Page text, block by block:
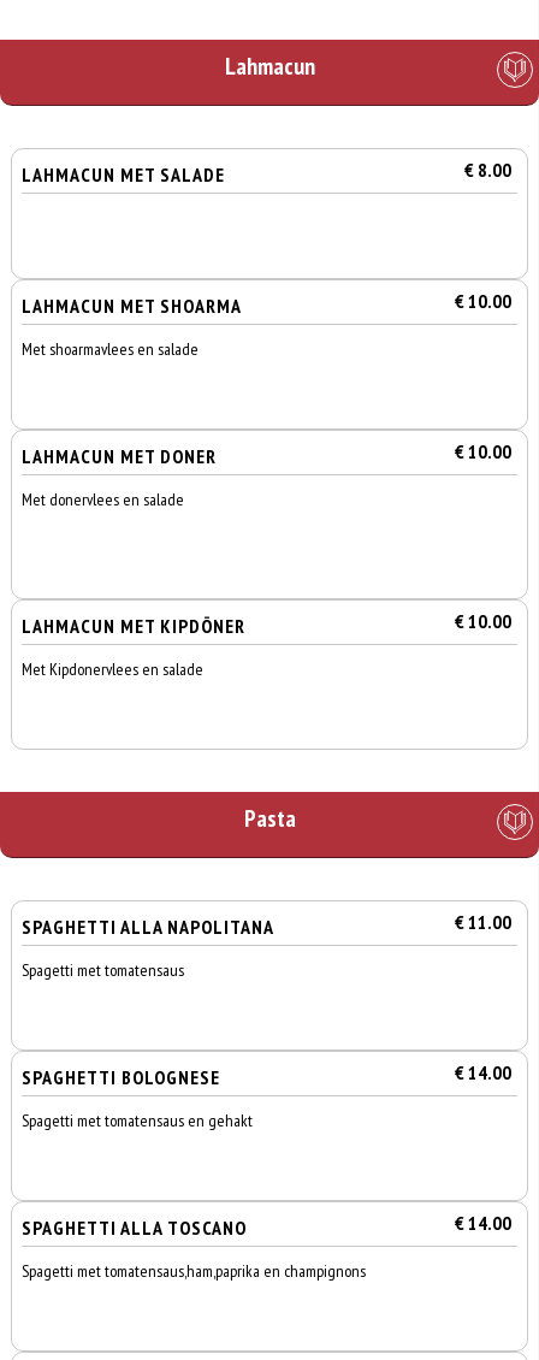
Lahmacun
LAHMACUN MET SALADE € 8.00
LAHMACUN MET SHOARMA € 10.00
Met shoarmavlees en salade
LAHMACUN MET DONER € 10.00
Met donervlees en salade
LAHMACUN MET KIPDÖNER € 10.00
Met Kipdonervlees en salade
Pasta
SPAGHETTI ALLA NAPOLITANA € 11.00
Spagetti met tomatensaus
SPAGHETTI BOLOGNESE € 14.00
Spagetti met tomatensaus en gehakt
SPAGHETTI ALLA TOSCANO € 14.00
Spagetti met tomatensaus,ham,paprika en champignons